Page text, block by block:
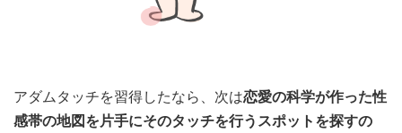
アダムタッチを習得したなら、次は恋愛の科学が作った性
感帯の地図を片手にそのタッチを行うスポットを探すの